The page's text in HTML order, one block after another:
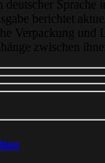
Sprache
berichtet
Verpackung und
zwischen